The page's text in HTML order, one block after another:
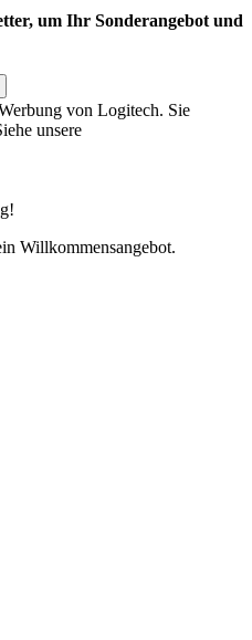
um Ihr Sonderangebot und
von Logitech. Sie
unsere
Willkommensangebot.